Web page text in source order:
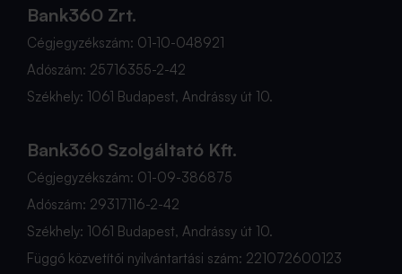
Bank360 Zrt.
Cégjegyzékszám: 01-10-048921
Adószám: 25716355-2-42
Székhely: 1061 Budapest, Andrássy út 10.
Bank360 Szolgáltató Kft.
Cégjegyzékszám: 01-09-386875
Adószám: 29317116-2-42
Székhely: 1061 Budapest, Andrássy út 10.
Függő közvetítői nyilvántartási szám: 221072600123